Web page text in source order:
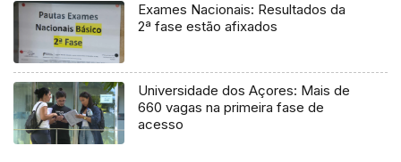
Exames Nacionais: Resultados da
2ª fase estão afixados
Universidade dos Açores: Mais de
660 vagas na primeira fase de
acesso